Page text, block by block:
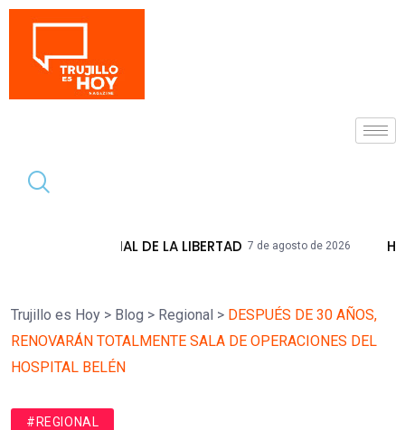
7 de agosto de 2026 HIDRANDINA
Trujillo es Hoy > Blog > Regional > DESPUÉS DE 30 AÑOS,
RENOVARÁN TOTALMENTE SALA DE OPERACIONES DEL
HOSPITAL BELÉN
#REGIONAL